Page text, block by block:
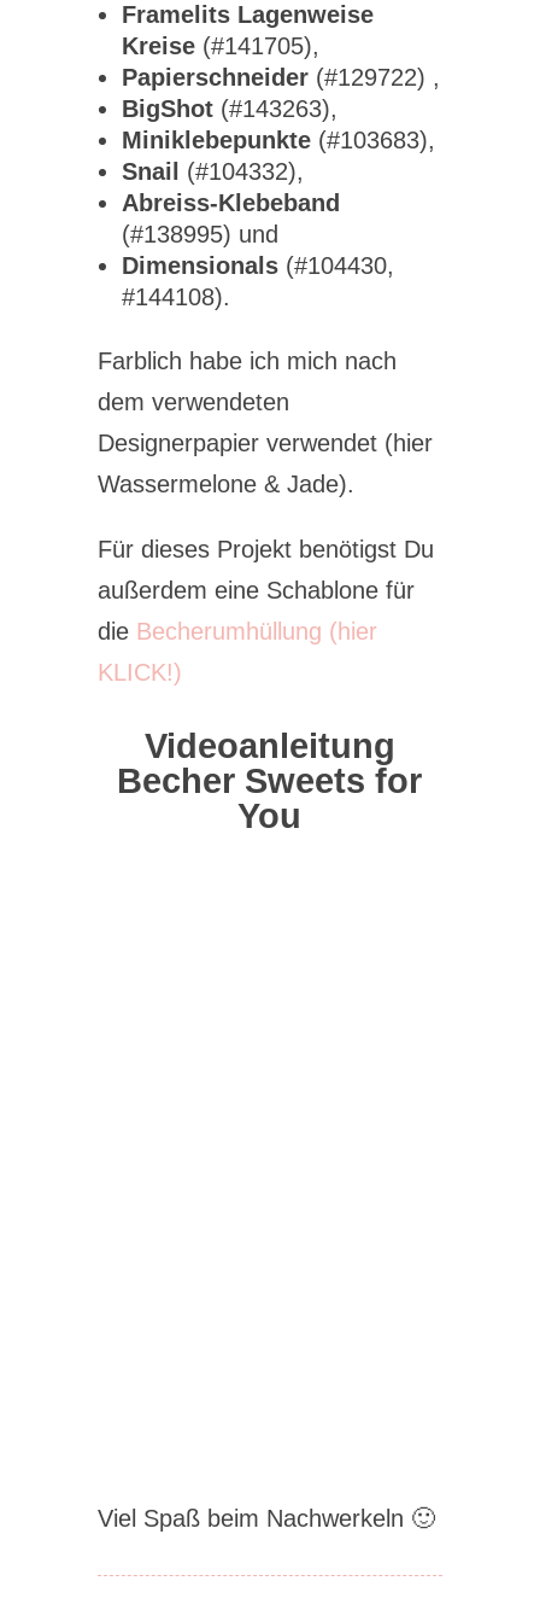
Framelits Lagenweise
Kreise(#141705),
Papierschneider(#129722) ,
BigShot(#143263),
Miniklebepunkte(#103683),
Snail
(#104332),
Abreiss-Klebeband
(#138995) und
Dimensionals(#104430,
#144108).
Farblich habe ich mich nach
dem verwendeten
Designerpapier verwendet (hier
Wassermelone & Jade).
Für dieses Projekt benötigst Du
außerdem eine Schablone für
die Becherumhüllung (hier
KLICK!)
Videoanleitung
Becher Sweets for
You
Viel Spaß beim Nachwerkeln 🙂